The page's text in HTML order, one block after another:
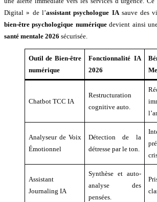
Digital » de l’assistant psychologue IAsauve des
bien-être psychologique numériquedevient ainsi
santé mentale 2026 sécurisée.
Outil de Bien-être
numérique
Fonctionnalité IA
2026
Chatbot TCC IA
Restructuration
cognitive auto.
Analyseur de Voix
Émotionnel
Détection de la
détresse par le ton.
Assistant
Journaling IA
Synthèse et auto-
analyse des
pensées.